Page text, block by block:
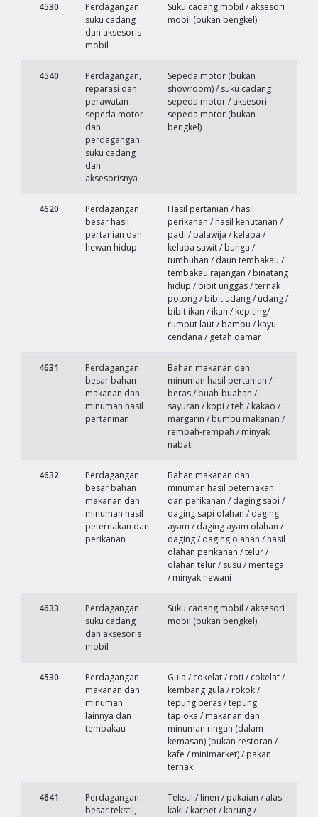
4530
Perdagangan
suku cadang
dan aksesoris
mobil
Suku cadang mobil / aksesori
mobil (bukan bengkel)
4540
Perdagangan,
reparasi dan
perawatan
sepeda motor
dan
perdagangan
suku cadang
dan
aksesorisnya
Sepeda motor (bukan
showroom) / suku cadang
sepeda motor / aksesori
sepeda motor (bukan
bengkel)
4620
Perdagangan
besar hasil
pertanian dan
hewan hidup
Hasil pertanian / hasil
perikanan / hasil kehutanan /
padi / palawija / kelapa /
kelapa sawit / bunga /
tumbuhan / daun tembakau /
tembakau rajangan / binatang
hidup / bibit unggas / ternak
potong / bibit udang / udang /
bibit ikan / ikan / kepiting/
rumput laut / bambu / kayu
cendana / getah damar
4631
Perdagangan
besar bahan
makanan dan
minuman hasil
pertaninan
Bahan makanan dan
minuman hasil pertanian /
beras / buah-buahan /
sayuran / kopi / teh / kakao /
margarin / bumbu makanan /
rempah-rempah / minyak
nabati
4632
Perdagangan
besar bahan
makanan dan
minuman hasil
peternakan dan
perikanan
Bahan makanan dan
minuman hasil peternakan
dan perikanan / daging sapi /
daging sapi olahan / daging
ayam / daging ayam olahan /
daging / daging olahan / hasil
olahan perikanan / telur /
olahan telur / susu / mentega
/ minyak hewani
4633
Perdagangan
suku cadang
dan aksesoris
mobil
Suku cadang mobil / aksesori
mobil (bukan bengkel)
4530
Perdagangan
makanan dan
minuman
lainnya dan
tembakau
Gula / cokelat / roti / cokelat /
kembang gula / rokok /
tepung beras / tepung
tapioka / makanan dan
minuman ringan (dalam
kemasan) (bukan restoran /
kafe / minimarket) / pakan
ternak
4641
Perdagangan
besar tekstil,
Tekstil / linen / pakaian / alas
kaki / karpet / karung /